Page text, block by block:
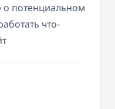
потенциальном
что-